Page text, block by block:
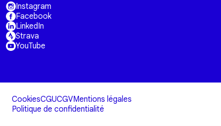
Instagram
Facebook
LinkedIn
Strava
YouTube
CookiesCGUCGVMentions légales
Politique de confidentialité